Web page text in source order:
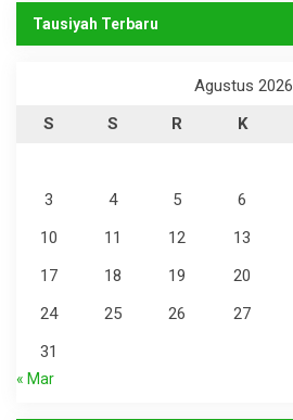
Tausiyah Terbaru
Agustus 2026
S
S R K
3
4 5 6
10
11 12 13
17
18 19 20
24
25 26 27
31
« Mar